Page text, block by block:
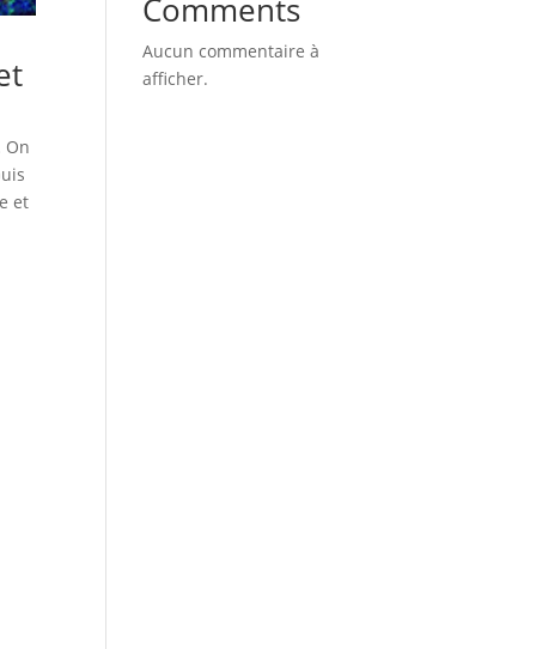
On
et
Comments
Aucun commentaire à
afficher.